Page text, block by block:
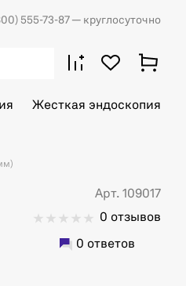
555-73-87 — круглосуточно
Жесткая эндоскопия
Арт. 109017
0 отзывов
0 ответов